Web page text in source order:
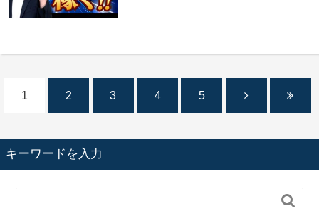
1 2 3 4 5
キーワードを入力
